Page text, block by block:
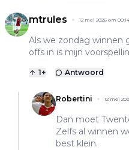
mtrules 12 mei 2026 om 00:14
Als we zondag winnen
offs in is mijn
1+ Antwoord
Robertini 12 mei
Dan moet
Zelfs al winnen
best klein.